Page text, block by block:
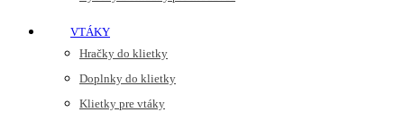
VTÁKY
Hračky do klietky
Doplnky do klietky
Klietky pre vtáky